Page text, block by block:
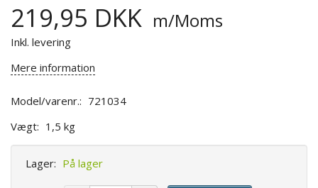
219,95 DKK m/Moms
Inkl. levering
Mere information
Model/varenr.: 721034
Vægt: 1,5 kg
Lager: På lager